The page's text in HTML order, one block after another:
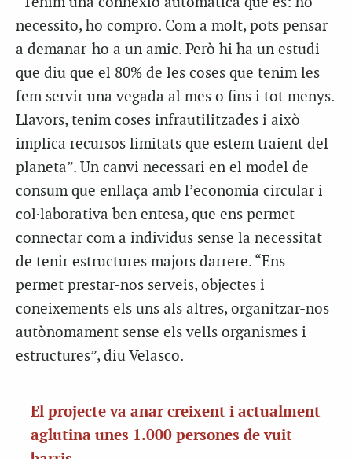
necessito, ho compro. Com a molt, pots pensar
a demanar-ho a un amic. Però hi ha un estudi
que diu que el 80% de les coses que tenim les
fem servir una vegada al mes o fins i tot menys.
Llavors, tenim coses infrautilitzades i això
implica recursos limitats que estem traient del
planeta”. Un canvi necessari en el model de
consum que enllaça amb l’economia circular i
col·laborativa ben entesa, que ens permet
connectar com a individus sense la necessitat
de tenir estructures majors darrere. “Ens
permet prestar-nos serveis, objectes i
coneixements els uns als altres, organitzar-nos
autònomament sense els vells organismes i
estructures”, diu Velasco.
El projecte va anar creixent i actualment
aglutina unes 1.000 persones de vuit